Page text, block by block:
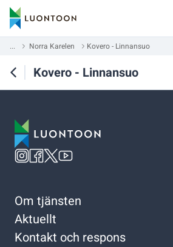
... Norra Karelen Kovero - Linnansuo
Kovero - Linnansuo
Om tjänsten
Aktuellt
Kontakt och respons